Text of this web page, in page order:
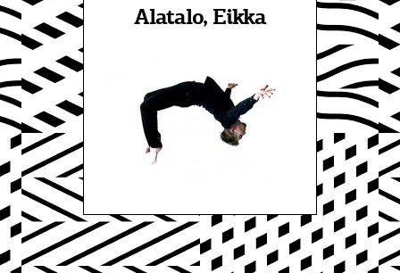
Alatalo, Eikka